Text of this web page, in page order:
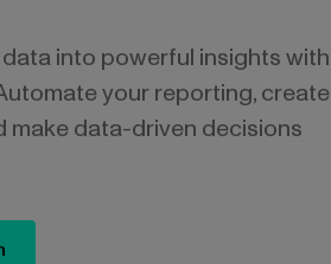
into powerful insights with
your reporting, create
make data-driven decisions